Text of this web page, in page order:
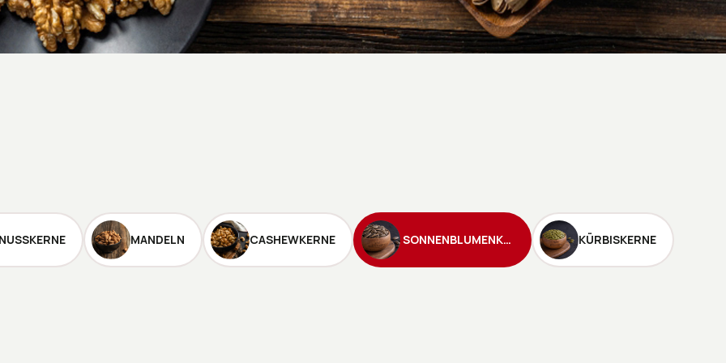
MANDELN CASHEWKERNE SONNENBLUMENKERNE IN DER SCHALEKÜRBISKERNE